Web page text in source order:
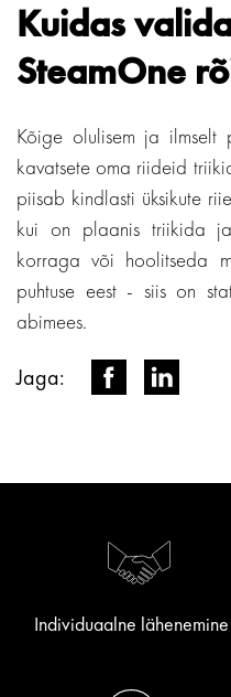
Kuidas
SteamOne
Kõige olulisem ja ilmselt
kavatsete oma riideid
piisab kindlasti üksikute
kui on plaanis triikida
korraga või hoolitseda
puhtuse eest - siis on
abimees.
Jaga:
Individuaalne lähenemine